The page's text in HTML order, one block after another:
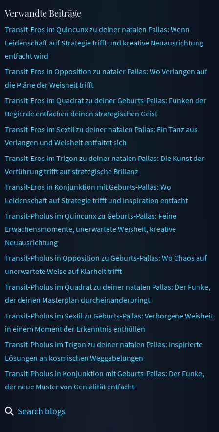
Verwandte Beiträge
Transit-Eros im Quincunx zu deiner natalen Pallas: Wenn
Leidenschaft auf Strategie trifft und kreative Neuausrichtung
entfacht wird
Transit-Eros in Opposition zu nataler Pallas: Wo Verlangen auf
die Pläne der Weisheit trifft
Transit-Eros im Quadrat zu deiner Geburts-Pallas: Funken der
Begierde entfachen deinen strategischen Geist
Transit-Eros im Sextil zu deiner natalen Pallas: Ein Tanz aus
Verlangen und Weisheit entfaltet sich
Transit-Eros im Trigon zu deiner natalen Pallas: Die Kunst der
Verführung trifft auf strategische Brillanz
Transit-Eros in Konjunktion mit Geburts-Pallas: Wo
Leidenschaft auf Strategie trifft und Inspiration entfacht
Transit-Pholus im Quincunx zu Geburts-Pallas: Feine
Erwachensmomente, unerwartete Weisheit, kreative
Neuausrichtung
Transit-Pholus in Opposition zu Geburts-Pallas: Wo Chaos auf
unerwartete Weise auf Klarheit trifft
Transit-Pholus im Quadrat zu deiner natalen Pallas: Der Funke,
der deinen Masterplan durcheinanderbringt
Transit-Pholus im Sextil zu Geburts-Pallas: Verborgene Weisheit
in einem Moment der Erkenntnis enthüllen
Transit-Pholus im Trigon zu deiner natalen Pallas: Inspirierte
Lösungen an kosmischen Weggabelungen
Transit-Pholus in Konjunktion mit Geburts-Pallas: Der Funke,
der neue Muster von Genialität entfacht
Search blogs